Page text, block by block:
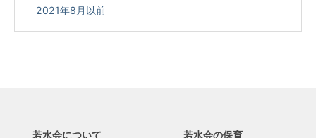
2021年8月以前
若水会について 若水会の保育